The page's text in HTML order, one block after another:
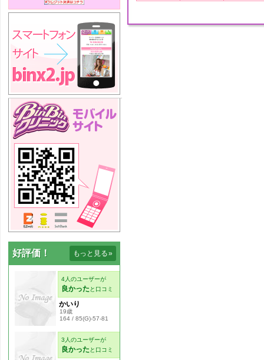
好評価！ もっと見る»